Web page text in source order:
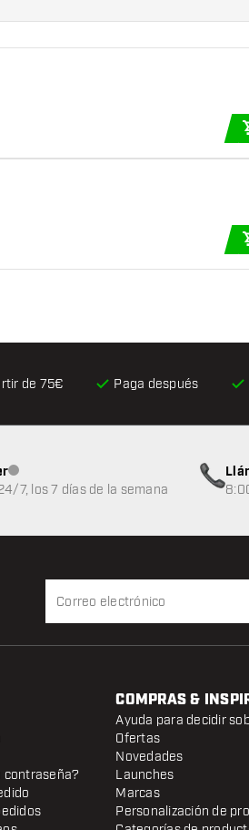
de 75€ Paga después
Atención al cliente no disponible
7, los 7 días de la semana
contraseña?
COMPRAS &
Ayuda para decidir
Ofertas
Novedades
Launches
Marcas
Personalización de